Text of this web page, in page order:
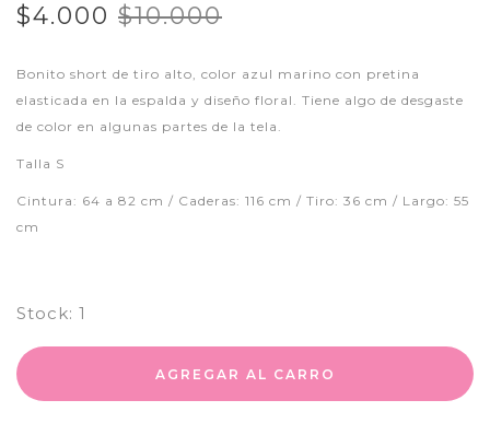
$4.000 $10.000
Bonito short de tiro alto, color azul marino con pretina
elasticada en la espalda y diseño floral. Tiene algo de desgaste
de color en algunas partes de la tela.
Talla S
Cintura: 64 a 82 cm / Caderas: 116 cm / Tiro: 36 cm / Largo: 55
cm
Stock: 1
AGREGAR AL CARRO